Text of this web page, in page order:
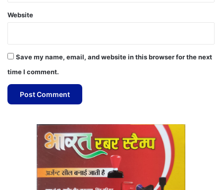
Website
Save my name, email, and website in this browser for the next
time I comment.